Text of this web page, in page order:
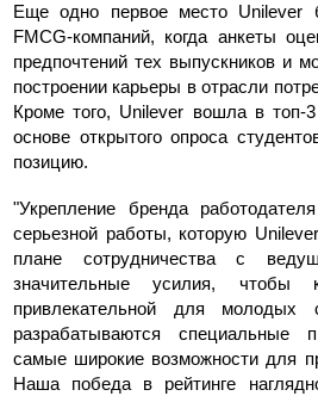
Еще одно первое место Unilever
FMCG-компаний, когда анкеты
предпочтений тех выпускников и
построении карьеры в отрасли
Кроме того, Unilever вошла в топ-3
основе открытого опроса
позицию.
"Укрепление бренда
серьезной работы, которую
плане сотрудничества с
значительные усилия,
привлекательной для молодых
разрабатываются специальные
самые широкие возможности для
Наша победа в рейтинге